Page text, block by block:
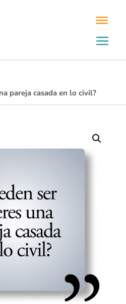
pareja casada en lo civil?